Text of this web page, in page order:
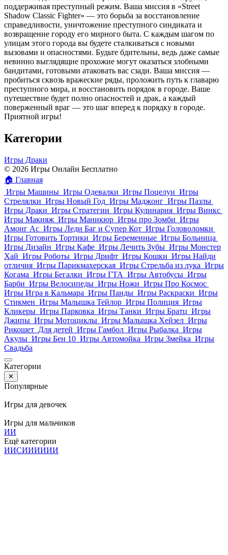
поддерживая преступный режим. Ваша миссия в «Street
Shadow Classic Fighter» — это борьба за восстановление
справедливости, уничтожение преступного синдиката и
возвращение городу его мирного быта. С каждым шагом по
улицам этого города вы будете сталкиваться с новыми
вызовами и опасностями. Будьте бдительны, ведь даже самые
невинно выглядящие прохожие могут оказаться злобными
бандитами, готовыми атаковать вас сзади. Ваша миссия —
пробиться сквозь вражеские ряды, проложить путь к главарю
преступного мира, и восстановить порядок в городе. Ваше
путешествие будет полно опасностей и драк, а каждый
поверженный враг — это шаг вперед к порядку в городе.
Приятной игры!
Категории
Игры Драки
© 2026 Игры Онлайн Бесплатно
🏠 Главная
Игры Машины Игры Одевалки Игры Поцелуи Игры
Стрелялки Игры Новый Год Игры Маджонг Игры Пазлы
Игры Драки Игры Стратегии Игры Кулинария Игры Винкс
Игры Макияж Игры Маникюр Игры про Зомби Игры
Амонг Ас Игры Леди Баг и Супер Кот Игры Головоломки
Игры Готовить Тортики Игры Беременные Игры Больница
Игры Дизайн Игры Кафе Игры Лечить Зубы Игры Монстер
Хай Игры Роботы Игры Дрифт Игры Кошки Игры Найди
отличия Игры Парикмахерская Игры Стрельба из лука Игры
Когама Игры Бегалки Игры ГТА Игры Автобусы Игры
Барби Игры Велосипеды Игры Ножи Игры Про Космос
Игры Игра в Кальмара Игры Панды Игры Раскраски Игры
Стикмен Игры Малышка Тейлор Игры Полиция Игры
Кликеры Игры Парковка Игры Танки Игры Братц Игры
Джипы Игры Мотоциклы Игры Малышка Хейзел Игры
Рикошет Для детей Игры Гамбол Игры Рыбалка Игры
Акулы Игры Бен 10 Игры Автомойка Игры Змейка Игры
Свадьба
Категории
✕
Популярные
Игры для девочек
Игры для мальчиков
ИИ
Ещё категории
ИИСИИИИИИ